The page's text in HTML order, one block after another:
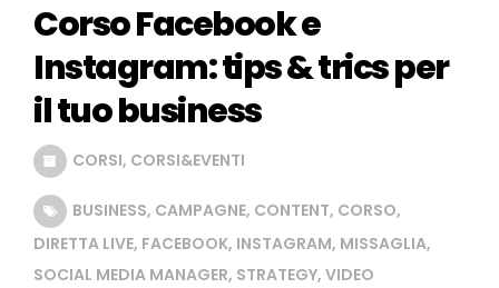
Corso Facebook e
Instagram: tips & trics per
il tuo business
CORSI, CORSI&EVENTI
BUSINESS, CAMPAGNE, CONTENT, CORSO,
DIRETTA LIVE, FACEBOOK, INSTAGRAM, MISSAGLIA,
SOCIAL MEDIA MANAGER, STRATEGY, VIDEO